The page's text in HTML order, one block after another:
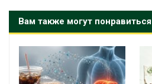
Вам также могут понравиться